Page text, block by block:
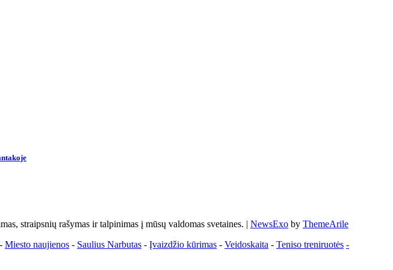
straipsnių rašymas ir talpinimas į mūsų valdomas svetaines. | NewsExo by ThemeArile
- Miesto naujienos - Saulius Narbutas - Įvaizdžio kūrimas - Veidoskaita - Teniso treniruotės -